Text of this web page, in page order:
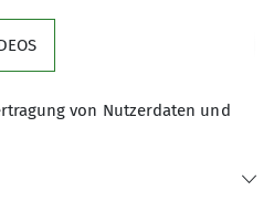
Himmel begleitete uns
Stubaier Alpen, den
Alpen bis zum
im Osten und
von Nutzerdaten und